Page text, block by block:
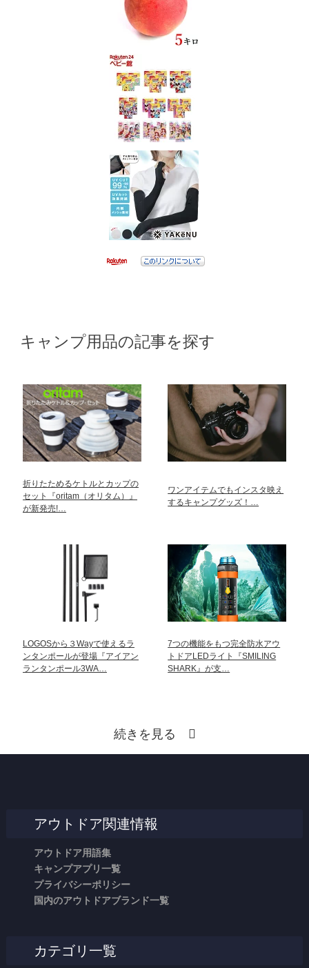
キャンプ用品の記事を探す
折りたためるケトルとカップの
セット『oritam（オリタム）』
が新発売!…
ワンアイテムでもインスタ映え
するキャンプグッズ！…
LOGOSから３Wayで使えるラ
ンタンポールが登場『アイアン
ランタンポール3WA…
7つの機能をもつ完全防水アウ
トドアLEDライト『SMILING
SHARK』が支…
続きを見る
アウトドア関連情報
アウトドア用語集
キャンプアプリ一覧
プライバシーポリシー
国内のアウトドアブランド一覧
カテゴリ一覧